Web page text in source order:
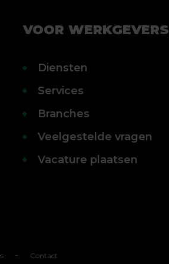
VOOR WERKGEVERS
Diensten
Services
Branches
Veelgestelde vragen
Vacature plaatsen
- Contact